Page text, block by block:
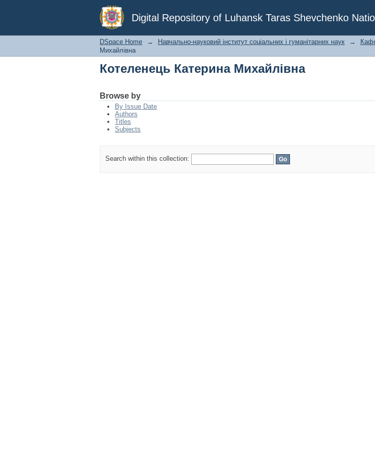
Digital Repository of Luhansk Taras Shevchenko
Котеленець Катерина Михайлівна
DSpace Home → Навчально-науковий інститут соціальних і гуманітарних наук →
Михайлівна
Котеленець Катерина Михайлівна
Browse by
By Issue Date
Authors
Titles
Subjects
Search within this collection: